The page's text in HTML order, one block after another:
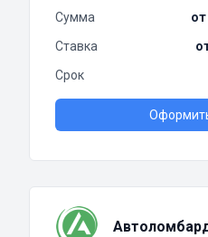
Сумма
Ставка
Срок